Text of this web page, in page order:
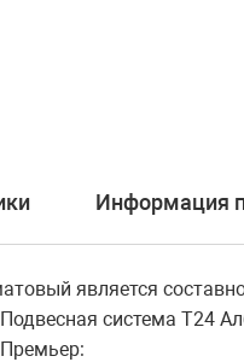
Информация
является
система Т24